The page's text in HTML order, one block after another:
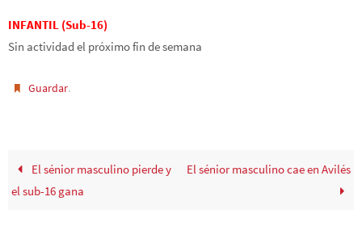
INFANTIL (Sub-16)
Sin actividad el próximo fin de semana
Guardar.
El sénior masculino pierde y
el sub-16 gana
El sénior masculino cae en Avilés